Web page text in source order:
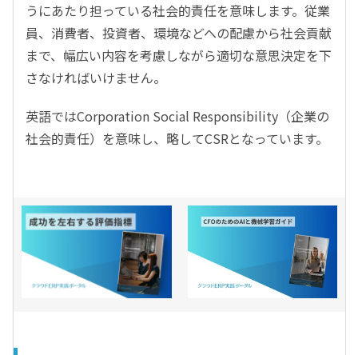
うにあたり担っている社会的責任を意味します。従業
員、消費者、投資者、環境などへの配慮から社会貢献
まで、幅広い内容を考慮しながら適切な意思決定を下
さなければいけません。
英語ではCorporation Social Responsibility（企業の
社会的責任）を意味し、略してCSRとなっています。